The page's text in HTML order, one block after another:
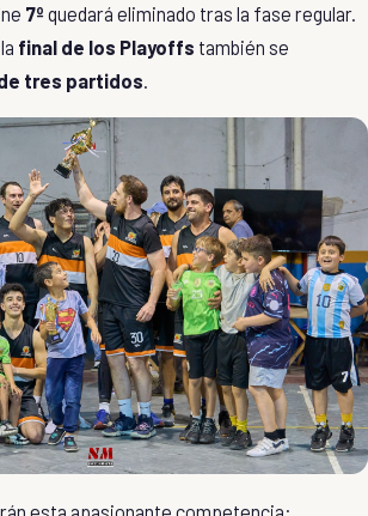
7ºquedará eliminado tras la fase regular.
final de los Playoffs también se
tres partidos.
esta apasionante competencia: